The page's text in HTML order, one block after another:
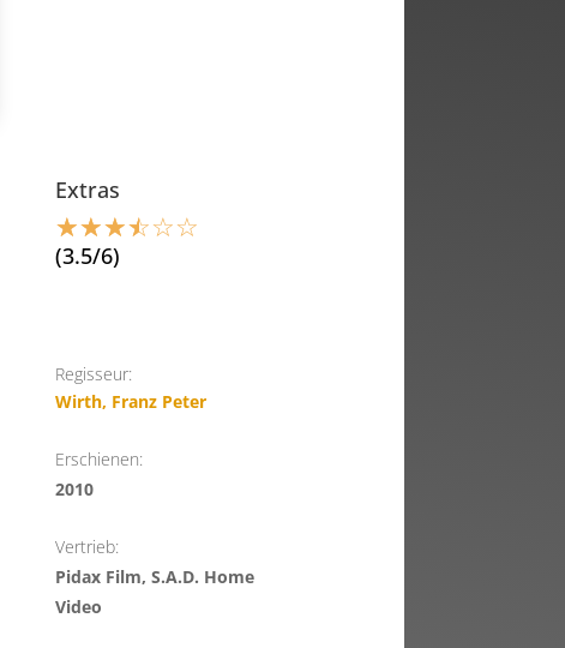
Extras
☆☆☆☆☆☆
(3.5/6)
Regisseur:
Wirth, Franz Peter
Erschienen:
2010
Vertrieb:
Pidax Film, S.A.D. Home
Video